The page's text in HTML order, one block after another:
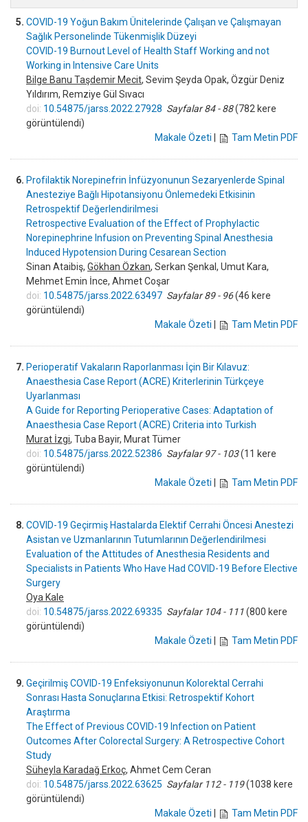
5. COVID-19 Yoğun Bakım Ünitelerinde Çalışan ve Çalışmayan
Sağlık Personelinde Tükenmişlik Düzeyi
COVID-19 Burnout Level of Health Staff Working and not
Working in Intensive Care Units
Bilge Banu Taşdemir Mecit, Sevim Şeyda Opak, Özgür Deniz
Yıldırım, Remziye Gül Sıvacı
doi: 10.54875/jarss.2022.27928 Sayfalar 84 - 88(782 kere
görüntülendi)
Makale Özeti
Tam Metin PDF
6. Profilaktik Norepinefrin İnfüzyonunun Sezaryenlerde Spinal
Anesteziye Bağlı Hipotansiyonu Önlemedeki Etkisinin
Retrospektif Değerlendirilmesi
Retrospective Evaluation of the Effect of Prophylactic
Norepinephrine Infusion on Preventing Spinal Anesthesia
Induced Hypotension During Cesarean Section
Sinan Ataibiş, Gökhan Özkan, Serkan Şenkal, Umut Kara,
Mehmet Emin İnce, Ahmet Coşar
doi: 10.54875/jarss.2022.63497 Sayfalar 89 - 96(46 kere
görüntülendi)
Makale Özeti
Tam Metin PDF
7. Perioperatif Vakaların Raporlanması İçin Bir Kılavuz:
Anaesthesia Case Report (ACRE) Kriterlerinin Türkçeye
Uyarlanması
A Guide for Reporting Perioperative Cases: Adaptation of
Anaesthesia Case Report (ACRE) Criteria into Turkish
Murat İzgi, Tuba Bayir, Murat Tümer
doi: 10.54875/jarss.2022.52386 Sayfalar 97 - 103(11 kere
görüntülendi)
Makale Özeti
Tam Metin PDF
8. COVID-19 Geçirmiş Hastalarda Elektif Cerrahi Öncesi Anestezi
Asistan ve Uzmanlarının Tutumlarının Değerlendirilmesi
Evaluation of the Attitudes of Anesthesia Residents and
Specialists in Patients Who Have Had COVID-19 Before Elective
Surgery
Oya Kale
doi: 10.54875/jarss.2022.69335 Sayfalar 104 - 111(800 kere
görüntülendi)
Makale Özeti
Tam Metin PDF
9. Geçirilmiş COVID-19 Enfeksiyonunun Kolorektal Cerrahi
Sonrası Hasta Sonuçlarına Etkisi: Retrospektif Kohort
Araştırma
The Effect of Previous COVID-19 Infection on Patient
Outcomes After Colorectal Surgery: A Retrospective Cohort
Study
Süheyla Karadağ Erkoç, Ahmet Cem Ceran
doi: 10.54875/jarss.2022.63625 Sayfalar 112 - 119(1038 kere
görüntülendi)
Makale Özeti
Tam Metin PDF